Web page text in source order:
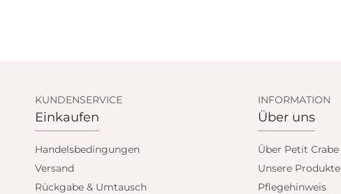
KUNDENSERVICE
Einkaufen
Handelsbedingungen
Versand
Rückgabe & Umtausch
INFORMATION
Über uns
Über Petit Crabe
Unsere Produkte
Pflegehinweis